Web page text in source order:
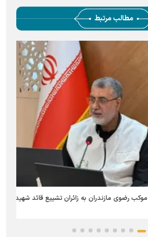
مطالب مرتبط
۱۹ موکب رضوی مازندران به زائران تشییع قائد شهید